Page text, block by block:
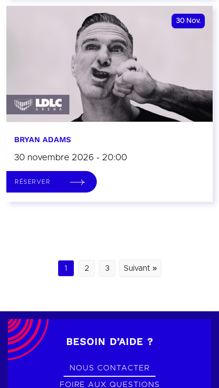
30 Nov.
BRYAN ADAMS
30 novembre 2026 - 20:00
RÉSERVER
1 2 3 Suivant »
BESOIN D’AIDE ?
NOUS CONTACTER
FOIRE AUX QUESTIONS